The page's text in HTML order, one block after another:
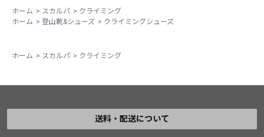
劣化による修理がいらない点など、多くの利点がありま
ら、靴を履くことで、落ち着き、集中力を高める一助に
ホーム > スカルパ > クライミング
ホーム > 登山靴&シューズ > クライミングシューズ
ホーム > スカルパ > クライミング
送料・配送について